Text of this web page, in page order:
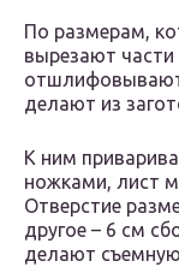
По размерам,
вырезают части
отшлифовывают
делают из
К ним
ножками, лист
Отверстие
другое – 6 см
делают съемную